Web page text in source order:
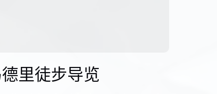
里徒步导览